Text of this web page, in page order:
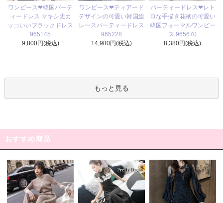
ワンピース❤韓国パーテ
ィードレス マキシ丈カ
ッコいいブラックドレス
965145
9,800円(税込)
ワンピース❤ティアード
デザインの可愛い韓国総
レースパーティードレス
965228
14,980円(税込)
パーティードレス❤レト
ロな手描き花柄の可愛い
韓国フォーマルワンピー
ス 965670
8,380円(税込)
もっと見る
おすすめ商品